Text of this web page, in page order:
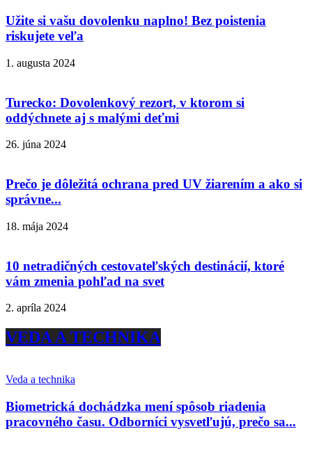
Užite si vašu dovolenku naplno! Bez poistenia
riskujete veľa
1. augusta 2024
Turecko: Dovolenkový rezort, v ktorom si
oddýchnete aj s malými deťmi
26. júna 2024
Prečo je dôležitá ochrana pred UV žiarením a ako si
správne...
18. mája 2024
10 netradičných cestovateľských destinácií, ktoré
vám zmenia pohľad na svet
2. apríla 2024
VEDA A TECHNIKA
Veda a technika
Biometrická dochádzka mení spôsob riadenia
pracovného času. Odborníci vysvetľujú, prečo sa...